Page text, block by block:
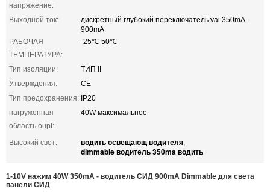
напряжение:
Выходной ток:
дискретный глубокий переключатель vai 350mA-
900mA
РАБОЧАЯ
ТЕМПЕРАТУРА:
-25℃-50℃
Тип изоляции:
ТИП II
Утверждения:
CE
Тип предохранения: IP20
нагруженная
область oupt:
40W максимальное
Высокий свет: водить освещающ водителя,
dimmable водитель 350ma водить
1-10V нажим 40W 350mA - водитель СИД 900mA Dimmable для света
панели СИД